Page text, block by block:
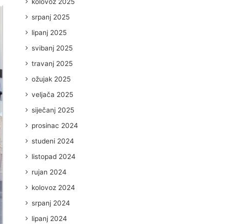
srpanj 2025
lipanj 2025
svibanj 2025
travanj 2025
ožujak 2025
veljača 2025
siječanj 2025
prosinac 2024
studeni 2024
listopad 2024
rujan 2024
kolovoz 2024
srpanj 2024
lipanj 2024